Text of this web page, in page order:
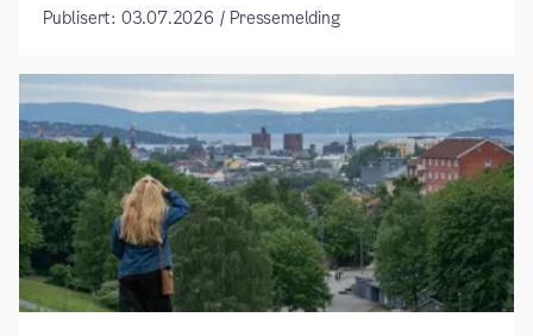
Publisert: 03.07.2026 / Pressemelding